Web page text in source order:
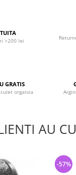
>200 lei
GRATIS
organza
AU
-57%